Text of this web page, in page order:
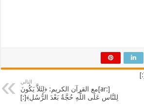
التالي
[:ar]مع القرآن الكريم: ﴿لِئَلاَّ يَكُونَ
لِلنَّاسِ عَلَى اللَّهِ حُجَّةٌ بَعْدَ الرُّسُلِ﴾[:]